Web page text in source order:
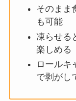
そのまま
も可能
凍らせる
楽しめる
ロールキ
で剥がし